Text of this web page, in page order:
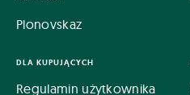
Plonovskaz
DLA KUPUJĄCYCH
Regulamin użytkownika